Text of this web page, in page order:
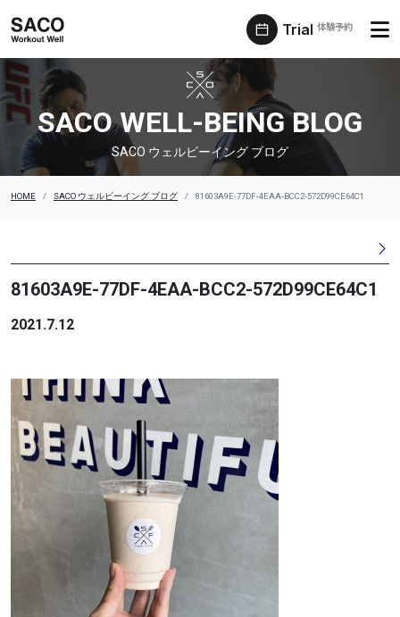
Trial 体験予約
SACO ウェルビーイング ブログ
SACO WELL-BEING BLOG
SACO ウェルビーイング ブログ
HOME SACO ウェルビーイング ブログ 81603A9E-77DF-4EAA-BCC2-572D99CE64C1
81603A9E-77DF-4EAA-BCC2-572D99CE64C1
2021.7.12